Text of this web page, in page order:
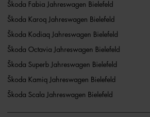
Škoda Fabia Jahreswagen Bielefeld
Škoda Karoq Jahreswagen Bielefeld
Škoda Kodiaq Jahreswagen Bielefeld
Škoda Octavia Jahreswagen Bielefeld
Škoda Superb Jahreswagen Bielefeld
Škoda Kamiq Jahreswagen Bielefeld
Škoda Scala Jahreswagen Bielefeld